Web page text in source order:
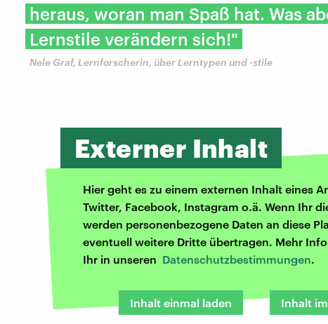
heraus, woran man Spaß hat. Was
Lernstile verändern sich!"
Nele Graf, Lernforscherin, über Lerntypen und -stile
Externer Inhalt
Hier geht es zu einem externen Inhalt eines
Twitter, Facebook, Instagram o.ä. Wenn Ihr
werden personenbezogene Daten an diese
eventuell weitere Dritte übertragen. Mehr
Ihr in unseren Datenschutzbestimmungen.
Inhalt einmal laden Inhalt